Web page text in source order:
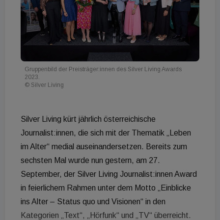
Gruppenbild der Preisträger:innen des Silver Living Awards
2023.
© Silver Living
Silver Living kürt jährlich österreichische
Journalist:innen, die sich mit der Thematik „Leben
im Alter“ medial auseinandersetzen. Bereits zum
sechsten Mal wurde nun gestern, am 27.
September, der Silver Living Journalist:innen Award
in feierlichem Rahmen unter dem Motto „Einblicke
ins Alter – Status quo und Visionen“ in den
Kategorien „Text“, „Hörfunk“ und „TV“ überreicht.